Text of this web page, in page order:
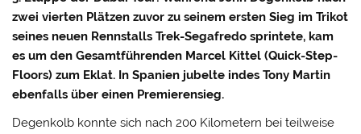
zwei vierten Plätzen zuvor zu seinem ersten Sieg im Trikot
seines neuen Rennstalls Trek-Segafredo sprintete, kam
es um den Gesamtführenden Marcel Kittel (Quick-Step-
Floors) zum Eklat. In Spanien jubelte indes Tony Martin
ebenfalls über einen Premierensieg.
Degenkolb konnte sich nach 200 Kilometern bei teilweise